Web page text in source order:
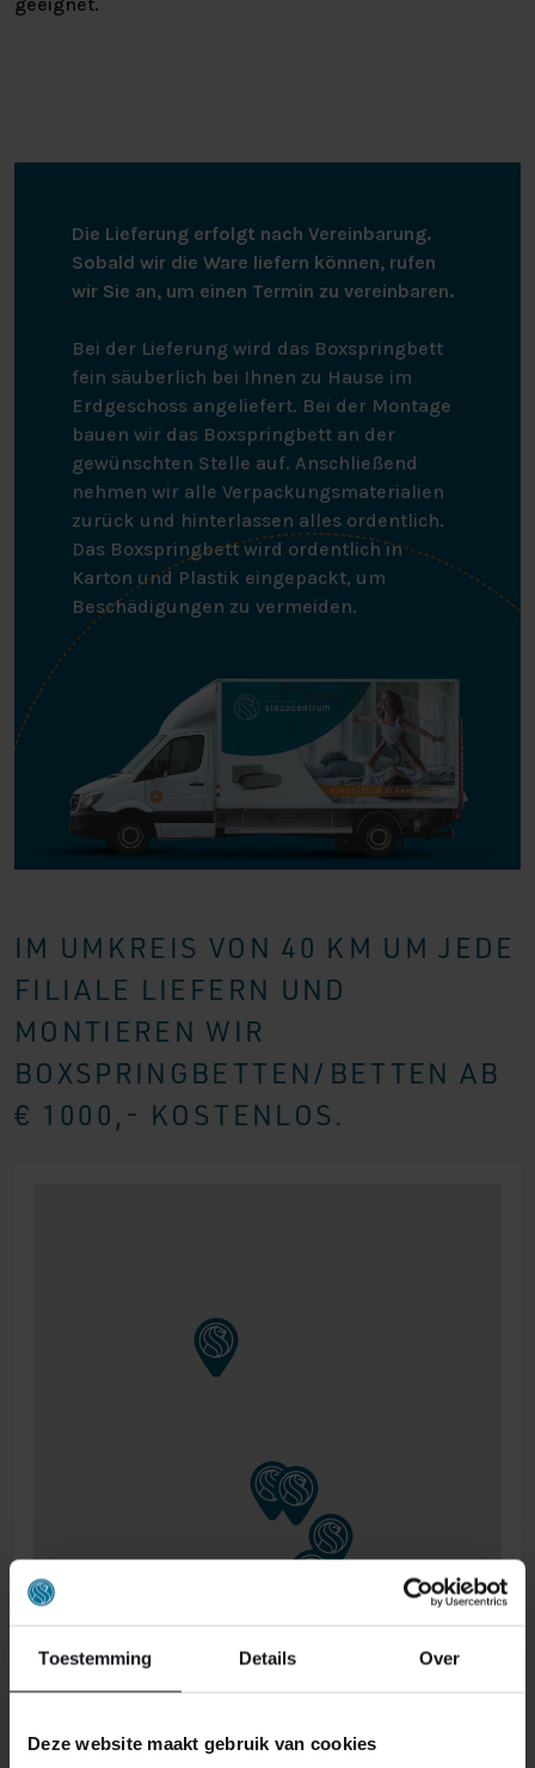
Toestemming Details Over
Deze website maakt gebruik van cookies
Die Lieferung erfolgt nach Vereinbarung.
Sobald wir die Ware liefern können, rufen
wir Sie an, um einen Termin zu vereinbaren.
Bei der Lieferung wird das Boxspringbett
fein säuberlich bei Ihnen zu Hause im
Erdgeschoss angeliefert. Bei der Montage
bauen wir das Boxspringbett an der
gewünschten Stelle auf. Anschließend
nehmen wir alle Verpackungsmaterialien
zurück und hinterlassen alles ordentlich.
Das Boxspringbett wird ordentlich in
Karton und Plastik eingepackt, um
Beschädigungen zu vermeiden.
IM UMKREIS VON 40 KM UM JEDE
FILIALE LIEFERN UND
MONTIEREN WIR
BOXSPRINGBETTEN/BETTEN AB
€ 1000,- KOSTENLOS.
ONS RETOURBELEID